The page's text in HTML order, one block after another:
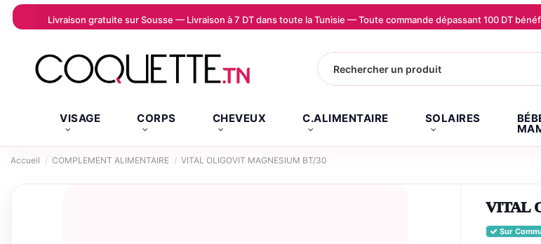
Livraison gratuite sur Sousse — Livraison à 7 DT dans toute la Tunisie — Toute commande dépassant 100 DT
VISAGE CORPS CHEVEUX C.ALIMENTAIRE SOLAIRES
Accueil COMPLEMENT ALIMENTAIRE VITAL OLIGOVIT MAGNESIUM BT/30
VITAL
Sur